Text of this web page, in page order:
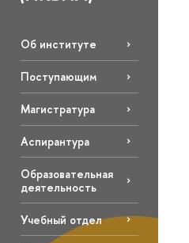
Об институте
Поступающим
Магистратура
Аспирантура
Образовательная
деятельность
Учебный отдел